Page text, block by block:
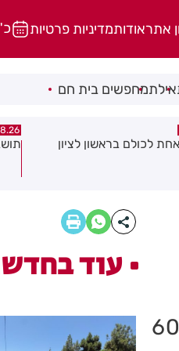
אתראודותמדיניות פרטיות
אילתמחפשים בית חם
נעדר כבר שבועיים
המשטרה הרחיקה היום (שני) ממשחקי הכדורגל תושב חולון למשך 60
עוד